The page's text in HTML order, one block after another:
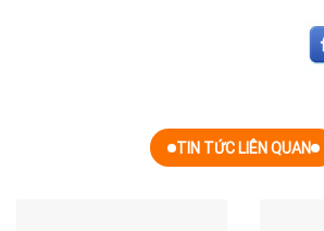
TIN TỨC LIÊN QUAN